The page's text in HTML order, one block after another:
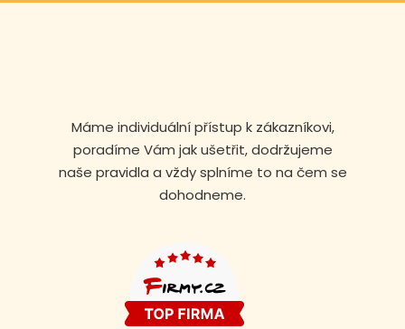
Máme individuální přístup k zákazníkovi,
poradíme Vám jak ušetřit, dodržujeme
naše pravidla a vždy splníme to na čem se
dohodneme.